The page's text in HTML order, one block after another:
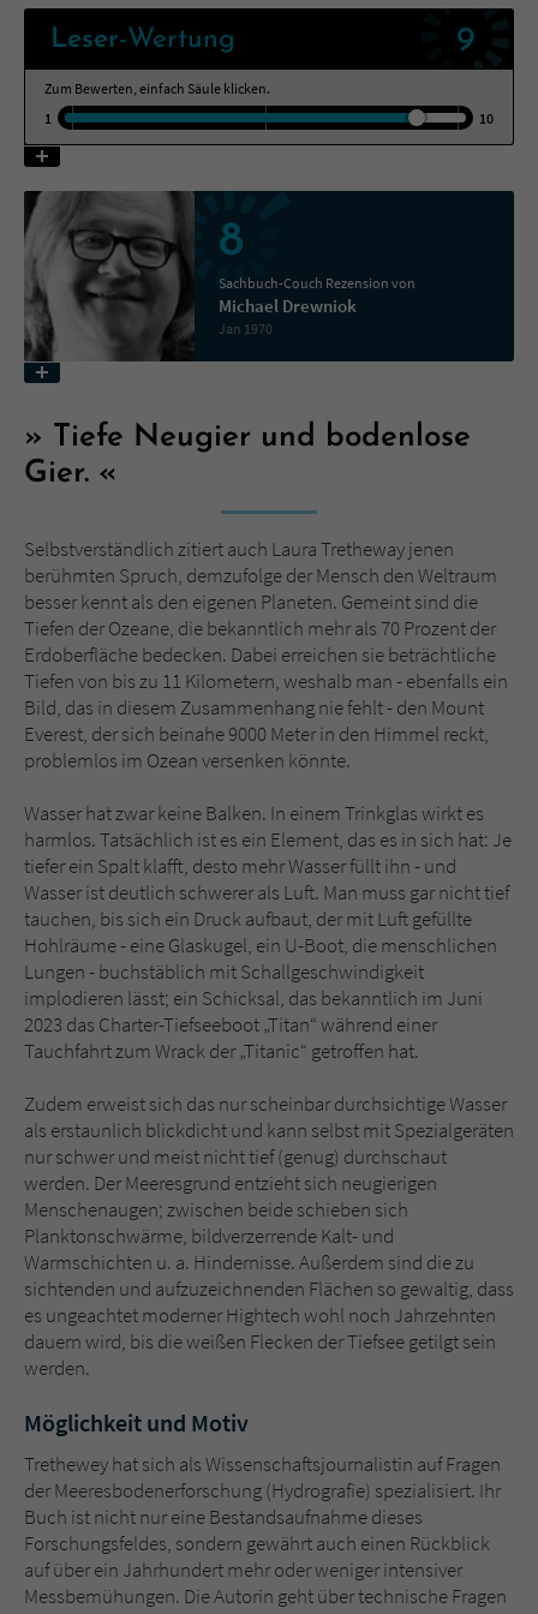
Leser-Wertung 9
Zum Bewerten, einfach Säule klicken.
1
10
8
Sachbuch-Couch Rezension von
Michael Drewniok
Jan 1970
Tiefe Neugier und bodenlose
Gier.
Selbstverständlich zitiert auch Laura Tretheway jenen
berühmten Spruch, demzufolge der Mensch den Weltraum
besser kennt als den eigenen Planeten. Gemeint sind die
Tiefen der Ozeane, die bekanntlich mehr als 70 Prozent der
Erdoberfläche bedecken. Dabei erreichen sie beträchtliche
Tiefen von bis zu 11 Kilometern, weshalb man - ebenfalls ein
Bild, das in diesem Zusammenhang nie fehlt - den Mount
Everest, der sich beinahe 9000 Meter in den Himmel reckt,
problemlos im Ozean versenken könnte.
Wasser hat zwar keine Balken. In einem Trinkglas wirkt es
harmlos. Tatsächlich ist es ein Element, das es in sich hat: Je
tiefer ein Spalt klafft, desto mehr Wasser füllt ihn - und
Wasser ist deutlich schwerer als Luft. Man muss gar nicht tief
tauchen, bis sich ein Druck aufbaut, der mit Luft gefüllte
Hohlräume - eine Glaskugel, ein U-Boot, die menschlichen
Lungen - buchstäblich mit Schallgeschwindigkeit
implodieren lässt; ein Schicksal, das bekanntlich im Juni
2023 das Charter-Tiefseeboot „Titan“ während einer
Tauchfahrt zum Wrack der „Titanic“ getroffen hat.
Zudem erweist sich das nur scheinbar durchsichtige Wasser
als erstaunlich blickdicht und kann selbst mit Spezialgeräten
nur schwer und meist nicht tief (genug) durchschaut
werden. Der Meeresgrund entzieht sich neugierigen
Menschenaugen; zwischen beide schieben sich
Planktonschwärme, bildverzerrende Kalt- und
Warmschichten u. a. Hindernisse. Außerdem sind die zu
sichtenden und aufzuzeichnenden Flächen so gewaltig, dass
es ungeachtet moderner Hightech wohl noch Jahrzehnten
dauern wird, bis die weißen Flecken der Tiefsee getilgt sein
werden.
Möglichkeit und Motiv
Trethewey hat sich als Wissenschaftsjournalistin auf Fragen
der Meeresbodenerforschung (Hydrografie) spezialisiert. Ihr
Buch ist nicht nur eine Bestandsaufnahme dieses
Forschungsfeldes, sondern gewährt auch einen Rückblick
auf über ein Jahrhundert mehr oder weniger intensiver
Messbemühungen. Die Autorin geht über technische Fragen
tx_pwcomments_ahash
Anbieter Literatur-Couch Medien GmbH & Co. KG
Laufzeit
Zweck Cookie für Kommentare einzelner Buchtitel
Name fe_typo_user
Anbieter Literatur-Couch Medien GmbH & Co. KG
Benutzer. Es wird benötigt um z. B. den
Sicherheitscode des Kontaktformulars zu
überprüfen.